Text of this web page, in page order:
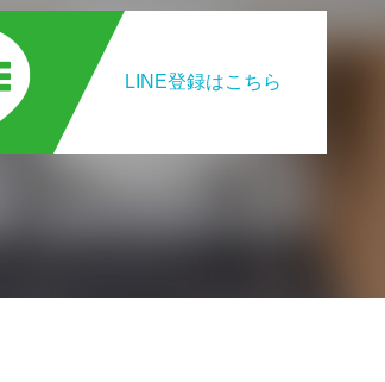
LINE登録はこちら